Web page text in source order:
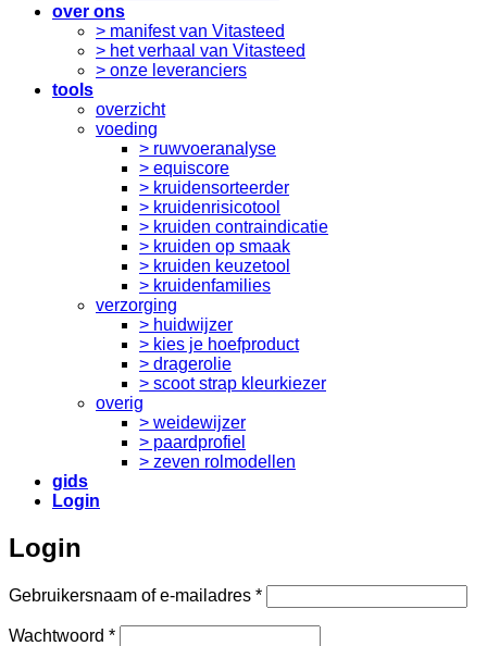
over ons
> manifest van Vitasteed
> het verhaal van Vitasteed
> onze leveranciers
tools
overzicht
voeding
> ruwvoeranalyse
> equiscore
> kruidensorteerder
> kruidenrisicotool
> kruiden contraindicatie
> kruiden op smaak
> kruiden keuzetool
> kruidenfamilies
verzorging
> huidwijzer
> kies je hoefproduct
> dragerolie
> scoot strap kleurkiezer
overig
> weidewijzer
> paardprofiel
> zeven rolmodellen
gids
Login
Login
Gebruikersnaam of e-mailadres *Vereist
Wachtwoord *Vereist